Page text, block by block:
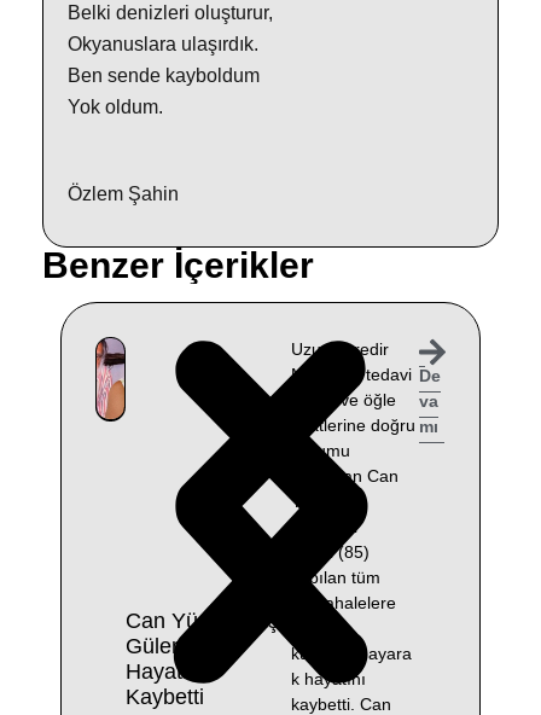
Belki denizleri oluşturur,
Okyanuslara ulaşırdık.
Ben sende kayboldum
Yok oldum.
Özlem Şahin
Benzer İçerikler
Can Yücel’in Eşi
Güler Yücel
Hayatını
Kaybetti
Uzun süredir
Muğla’da tedavi
gören ve öğle
saatlerine doğru
durumu
ağırlaşan Can
Yücel’in
eşi Güler
Yücel (85)
yapılan tüm
müdahalelere
rağmen
kurtarılamayara
k hayatını
kaybetti. Can
De
va
mı